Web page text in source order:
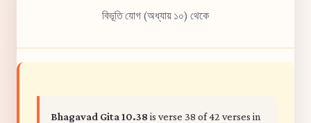
বিভূতি যোগ (অধ্যায় ১০) থেকে
Bhagavad Gita 10.38 is verse 38 of 42 verses in